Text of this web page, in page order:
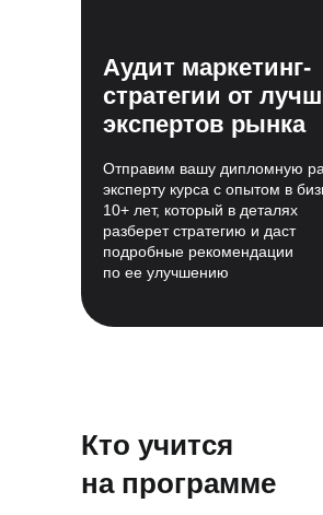
Аудит маркетинг-
стратегии от
экспертов рынка
Отправим вашу дипломную
эксперту курса с опытом в
10+ лет, который в деталях
разберет стратегию и даст
подробные рекомендации
по ее улучшению
Кто учится
на программе